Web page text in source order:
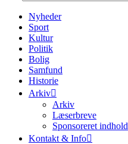
Nyheder
Sport
Kultur
Politik
Bolig
Samfund
Historie
Arkiv
Arkiv
Læserbreve
Sponsoreret indhold
Kontakt & Info